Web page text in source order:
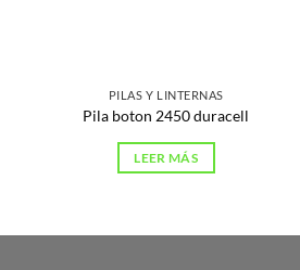
PILAS Y LINTERNAS
Pila boton 2450 duracell
LEER MÁS